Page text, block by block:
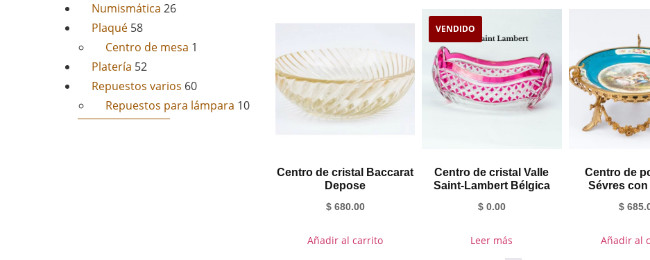
Numismática 26
Plaqué 58
Centro de mesa 1
Platería 52
Repuestos varios 60
Repuestos para lámpara 10
Centro de cristal Baccarat
Depose
$680.00
Añadir al carrito
VENDIDO
Centro de cristal Valle
Saint-Lambert Bélgica
$0.00
Leer más
Centro de
Sévres
$
Añadir al